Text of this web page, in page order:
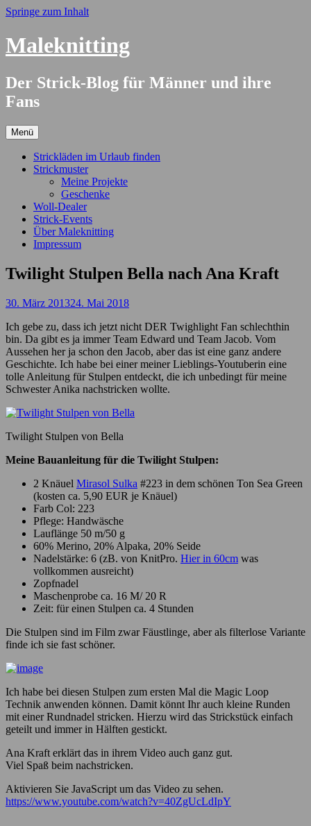
Springe zum Inhalt
Maleknitting
Der Strick-Blog für Männer und ihre
Fans
Menü
Strickläden im Urlaub finden
Strickmuster
Meine Projekte
Geschenke
Woll-Dealer
Strick-Events
Über Maleknitting
Impressum
Twilight Stulpen Bella nach Ana Kraft
30. März 201324. Mai 2018
Ich gebe zu, dass ich jetzt nicht DER Twighlight Fan schlechthin
bin. Da gibt es ja immer Team Edward und Team Jacob. Vom
Aussehen her ja schon den Jacob, aber das ist eine ganz andere
Geschichte. Ich habe bei einer meiner Lieblings-Youtuberin eine
tolle Anleitung für Stulpen entdeckt, die ich unbedingt für meine
Schwester Anika nachstricken wollte.
Twilight Stulpen von Bella
Meine Bauanleitung für die Twilight Stulpen:
2 Knäuel Mirasol Sulka #223 in dem schönen Ton Sea Green
(kosten ca. 5,90 EUR je Knäuel)
Farb Col: 223
Pflege: Handwäsche
Lauflänge 50 m/50 g
60% Merino, 20% Alpaka, 20% Seide
Nadelstärke: 6 (zB. von KnitPro. Hier in 60cm was
vollkommen ausreicht)
Zopfnadel
Maschenprobe ca. 16 M/ 20 R
Zeit: für einen Stulpen ca. 4 Stunden
Die Stulpen sind im Film zwar Fäustlinge, aber als filterlose Variante
finde ich sie fast schöner.
Ich habe bei diesen Stulpen zum ersten Mal die Magic Loop
Technik anwenden können. Damit könnt Ihr auch kleine Runden
mit einer Rundnadel stricken. Hierzu wird das Strickstück einfach
geteilt und immer in Hälften gestickt.
Ana Kraft erklärt das in ihrem Video auch ganz gut.
Viel Spaß beim nachstricken.
Aktivieren Sie JavaScript um das Video zu sehen.
https://www.youtube.com/watch?v=40ZgUcLdIpY